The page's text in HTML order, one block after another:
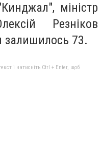
міністр
Резніков
залишилось 73.
і натисніть Ctrl + Enter, щоб